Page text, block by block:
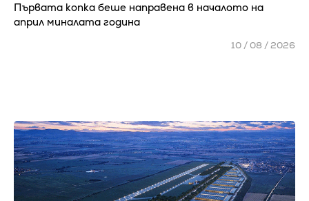
Първата копка беше направена в началото на
април миналата година
10 / 08 / 2026